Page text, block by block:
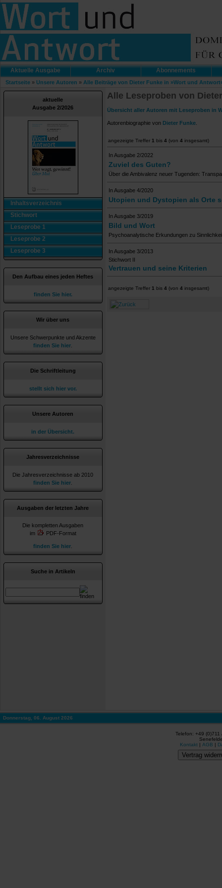
Aktuelle Ausgabe Archiv Abonnements
Startseite » Unsere Autoren » Alle Beiträge von Dieter Funke in »Wort und
aktuelle
Ausgabe 2/2026
Inhaltsverzeichnis
Stichwort
Leseprobe 1
Leseprobe 2
Leseprobe 3
Den Aufbau eines jeden Heftes
finden Sie hier.
Wir über uns
Unsere Schwerpunkte und Akzente
finden Sie hier
Die Schriftleitung
stellt sich hier vor.
Unsere Autoren
in der Übersicht.
Jahresverzeichnisse
Die Jahresverzeichnisse ab 2010
finden Sie hier
Ausgaben der letzten Jahre
Die kompletten Ausgaben
im
PDF-Format
finden Sie hier
Suche in Artikeln
Alle Leseproben von
Übersicht aller Autoren mit Leseproben in
Autorenbiographie von Dieter Funke
angezeigte Treffer 1 bis 4 (von 4 insgesamt)
In Ausgabe 2/2022
Zuviel des Guten?
Über die Ambivalenz neuer Tugenden:
In Ausgabe 4/2020
Utopien und Dystopien als Orte
In Ausgabe 3/2019
Bild und Wort
Psychoanalytische Erkundungen zu
In Ausgabe 3/2013
Stichwort II
Vertrauen und seine Kriterien
angezeigte Treffer 1 bis 4 (von 4 insgesamt)
Donnerstag, 06. August 2026
Telefon: +49
Kontakt | AGB |
Vertrag